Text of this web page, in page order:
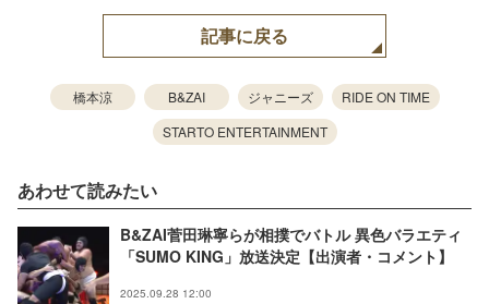
記事に戻る
橋本涼 B&ZAI ジャニーズ
RIDE ON TIME
STARTO ENTERTAINMENT
あわせて読みたい
B&ZAI菅田琳寧らが相撲でバトル 異色バラエティ
「SUMO KING」放送決定【出演者・コメント】
2025.09.28 12:00